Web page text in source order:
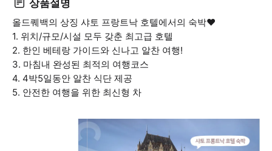
상품설명
올드퀘백의 상징 샤토 프랑트낙 호텔에서의 숙박♥️
1. 위치/규모/시설 모두 갖춘 최고급 호텔
2. 한인 베테랑 가이드와 신나고 알찬 여행!
3. 마침내 완성된 최적의 여행코스
4. 4박5일동안 알찬 식단 제공
5. 안전한 여행을 위한 최신형 차